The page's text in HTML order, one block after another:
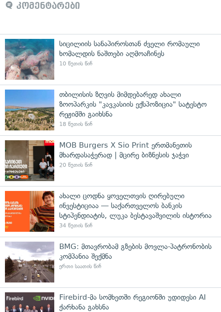
კომენტარები
სიცილიის სანაპიროსთან ძველი რომაული
ხომალდის ნაშთები აღმოაჩინეს
10 წუთის წინ
თბილისის ზღვის მიმდებარედ ახალი
ზოოპარკის "კავკასიის ექსპოზიცია" სატესტო
რეჟიმში გაიხსნა
18 წუთის წინ
MOB Burgers X Sio Print ერთმანეთის
მხარდასაჭერად | მცირე ბიზნესის ჯაჭვი
20 წუთის წინ
ახალი ცოდნა ყოველთვის ღირებული
ინვესტიციაა — საქართველოს ბანკის
სტიპენდიატის, ლუკა ბესტავაშვილის ისტორია
34 წუთის წინ
BMG: მთავრობამ გზების მოვლა-პატრონობის
კომპანია შექმნა
ერთი საათის წინ
Firebird-მა სომხეთში რეგიონში უდიდესი AI
ქარხანა გახსნა